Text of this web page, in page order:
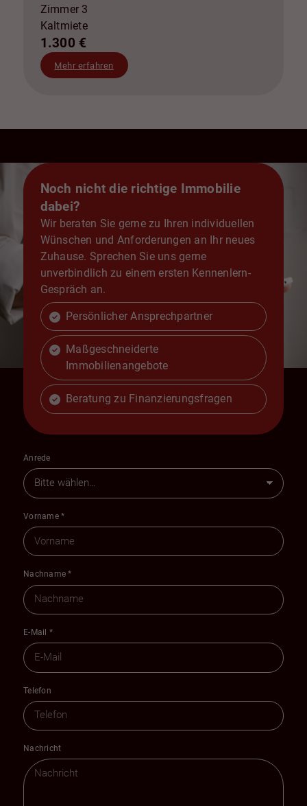
Zimmer 3
Kaltmiete
1.300 €
Mehr erfahren
Noch nicht die richtige Immobilie
dabei?
Wir beraten Sie gerne zu Ihren individuellen
Wünschen und Anforderungen an Ihr neues
Zuhause. Sprechen Sie uns gerne
unverbindlich zu einem ersten Kennenlern-
Gespräch an.
Persönlicher Ansprechpartner
Maßgeschneiderte
Immobilienangebote
Beratung zu Finanzierungsfragen
Anrede
Vorname*
Nachname*
E-Mail *
Telefon
Nachricht